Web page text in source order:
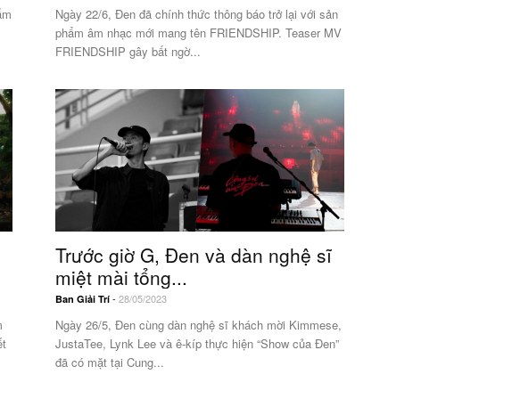
Ngày 22/6, Đen đã chính thức thông báo trở lại với sản
phẩm âm nhạc mới mang tên FRIENDSHIP. Teaser MV
FRIENDSHIP gây bất ngờ...
Trước giờ G, Đen và dàn nghệ sĩ
miệt mài tổng...
Ban Giải Trí - 28/05/2023
Ngày 26/5, Đen cùng dàn nghệ sĩ khách mời Kimmese,
JustaTee, Lynk Lee và ê-kíp thực hiện “Show của Đen”
đã có mặt tại Cung...